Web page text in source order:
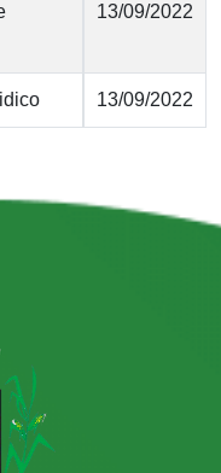
13/09/2022
13/09/2022